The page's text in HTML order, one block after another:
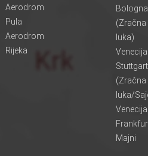
Aerodrom
Pula
Aerodrom
Rijeka
Bologna
(Zračna
luka)
Stuttgart
(Zračna
luka/
Majni